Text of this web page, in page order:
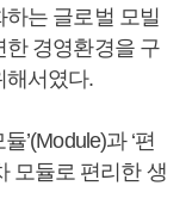
는 글로벌 모빌
한 경영환경을 구
해서였다.
’(Module)과 ‘편
모듈로 편리한 생